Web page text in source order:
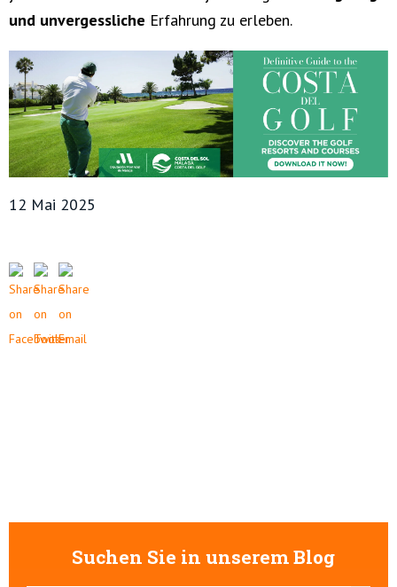
und unvergessliche Erfahrung zu erleben.
12 Mai 2025
Suchen Sie in unserem Blog